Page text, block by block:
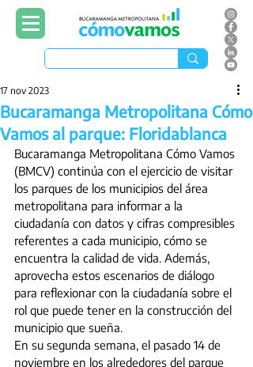
Bucaramanga Metropolitana Cómo
Vamos al parque: Floridablanca
17 nov 2023
Bucaramanga Metropolitana Cómo Vamos
(BMCV) continúa con el ejercicio de visitar
los parques de los municipios del área
metropolitana para informar a la
ciudadanía con datos y cifras compresibles
referentes a cada municipio, cómo se
encuentra la calidad de vida. Además,
aprovecha estos escenarios de diálogo
para reflexionar con la ciudadanía sobre el
rol que puede tener en la construcción del
municipio que sueña.
En su segunda semana, el pasado 14 de
noviembre en los alrededores del parque